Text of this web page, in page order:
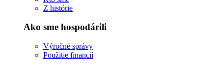
Z histórie
Ako sme hospodárili
Výročné správy
Použitie financií